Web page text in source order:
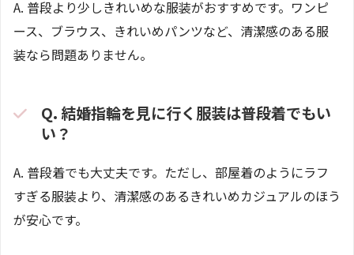
A. 普段より少しきれいめな服装がおすすめです。ワンピ
ース、ブラウス、きれいめパンツなど、清潔感のある服
装なら問題ありません。
Q. 結婚指輪を見に行く服装は普段着でもい
い？
A. 普段着でも大丈夫です。ただし、部屋着のようにラフ
すぎる服装より、清潔感のあるきれいめカジュアルのほう
が安心です。